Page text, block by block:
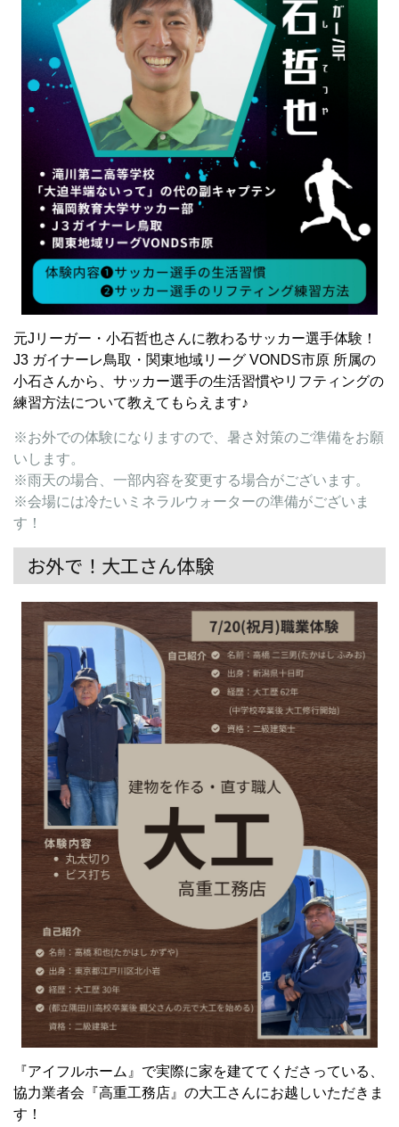
元Jリーガー・小石哲也さんに教わるサッカー選手体験！
J3 ガイナーレ鳥取・関東地域リーグ VONDS市原 所属の
小石さんから、サッカー選手の生活習慣やリフティングの
練習方法について教えてもらえます♪
※お外での体験になりますので、暑さ対策のご準備をお願
いします。
※雨天の場合、一部内容を変更する場合がございます。
※会場には冷たいミネラルウォーターの準備がございま
す！
お外で！大工さん体験
『アイフルホーム』で実際に家を建ててくださっている、
協力業者会『高重工務店』の大工さんにお越しいただきま
す！